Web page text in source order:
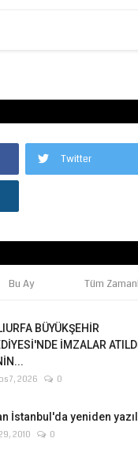
Twitter
Bu Ay Tüm
BÜYÜKŞEHİR
İMZALAR ATILDI
7, 2026 0
İstanbul'da yeniden
2010 0